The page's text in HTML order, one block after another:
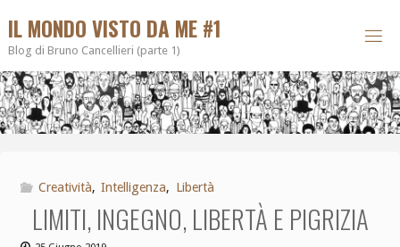
IL MONDO VISTO DA ME #1
Blog di Bruno Cancellieri (parte 1)
Creatività, Intelligenza, Libertà
LIMITI, INGEGNO, LIBERTÀ E PIGRIZIA